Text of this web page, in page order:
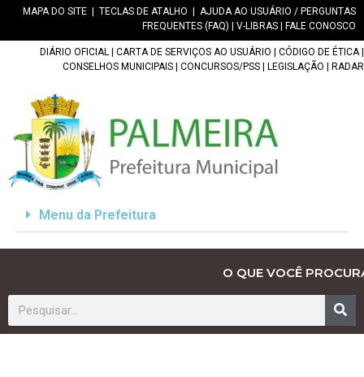
MAPA DO SITE TECLAS DE ATALHO
AJUDA AO USUÁRIO / PERGUNTAS
FREQUENTES (FAQ)
V-LIBRAS FALE CONOSCO
DIÁRIO OFICIAL CARTA DE SERVIÇOS AO USUÁRIO CÓDIGO DE ÉTICA|
CONSELHOS MUNICIPAIS
CONCURSOS/PSS LEGISLAÇÃO RADAR
Menu da Prefeitura
O QUE VOCÊ